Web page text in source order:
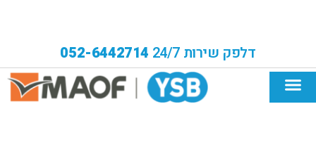
דלפק שירות 24/7 052-6442714